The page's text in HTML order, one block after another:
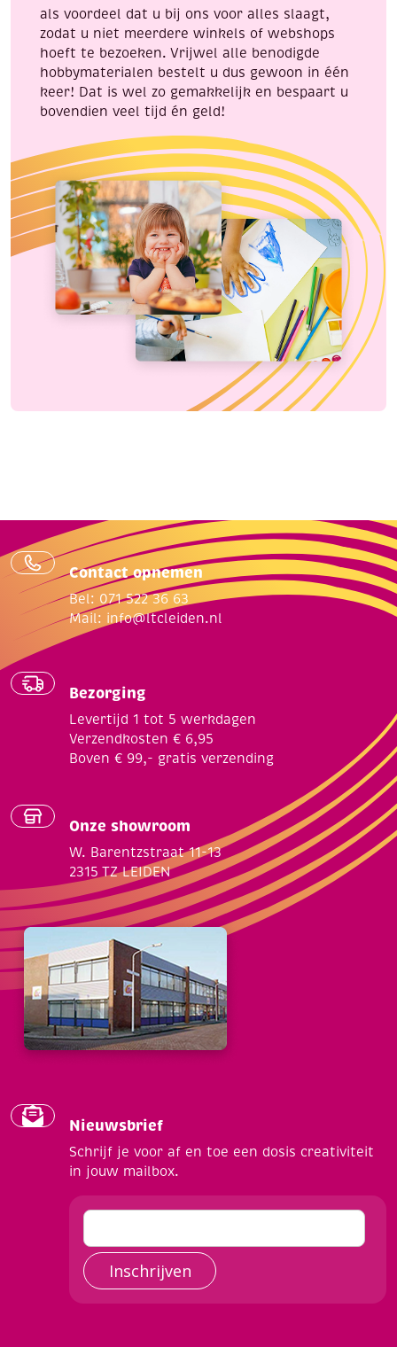
als voordeel dat u bij ons voor alles slaagt,
zodat u niet meerdere winkels of webshops
hoeft te bezoeken. Vrijwel alle benodigde
hobbymaterialen bestelt u dus gewoon in één
keer! Dat is wel zo gemakkelijk en bespaart u
bovendien veel tijd én geld!
Contact opnemen
Bel: 071 522 36 63
Mail: info@ltcleiden.nl
Bezorging
Levertijd 1 tot 5 werkdagen
Verzendkosten € 6,95
Boven € 99,- gratis verzending
Onze showroom
W. Barentzstraat 11-13
2315 TZ LEIDEN
Nieuwsbrief
Schrijf je voor af en toe een dosis creativiteit
in jouw mailbox.
Inschrijven